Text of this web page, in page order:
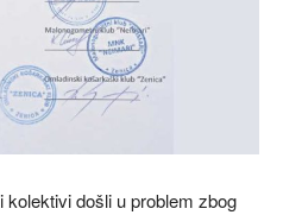
došli u problem zbog